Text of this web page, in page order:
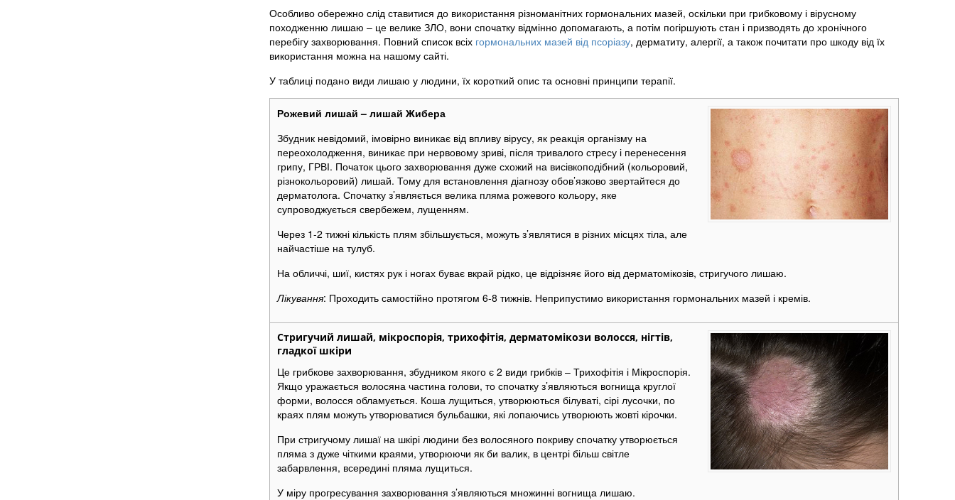
Особливо обережно слід ставитися до використання різноманітних гормональних мазей, оскільки при грибковому і вірусному
походженню лишаю – це велике ЗЛО, вони спочатку відмінно допомагають, а потім погіршують стан і призводять до хронічного
перебігу захворювання. Повний список всіх гормональних мазей від псоріазу, дерматиту, алергії, а також почитати про шкоду від їх
використання можна на нашому сайті.
У таблиці подано види лишаю у людини, їх короткий опис та основні принципи терапії.
Рожевий лишай – лишай Жибера
Збудник невідомий, імовірно виникає від впливу вірусу, як реакція організму на
переохолодження, виникає при нервовому зриві, після тривалого стресу і перенесення
грипу, ГРВІ. Початок цього захворювання дуже схожий на висівкоподібний (кольоровий,
різнокольоровий) лишай. Тому для встановлення діагнозу обов’язково звертайтеся до
дерматолога. Спочатку з’являється велика пляма рожевого кольору, яке
супроводжується свербежем, лущенням.
Через 1-2 тижні кількість плям збільшується, можуть з’являтися в різних місцях тіла, але
найчастіше на тулуб.
На обличчі, шиї, кистях рук і ногах буває вкрай рідко, це відрізняє його від дерматомікозів, стригучого лишаю.
Лікування: Проходить самостійно протягом 6-8 тижнів. Неприпустимо використання гормональних мазей і кремів.
Стригучий лишай, мікроспорія, трихофітія, дерматомікози волосся, нігтів,
гладкої шкіри
Це грибкове захворювання, збудником якого є 2 види грибків – Трихофітія і Мікроспорія.
Якщо уражається волосяна частина голови, то спочатку з’являються вогнища круглої
форми, волосся обламується. Коша лущиться, утворюються білуваті, сірі лусочки, по
краях плям можуть утворюватися бульбашки, які лопаючись утворюють жовті кірочки.
При стригучому лишаї на шкірі людини без волосяного покриву спочатку утворюється
пляма з дуже чіткими краями, утворюючи як би валик, в центрі більш світле
забарвлення, всередині пляма лущиться.
У міру прогресування захворювання з’являються множинні вогнища лишаю.